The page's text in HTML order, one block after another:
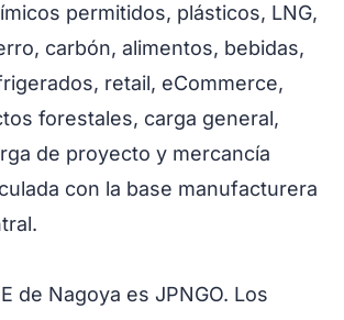
permitidos, plásticos, LNG,
carbón, alimentos, bebidas,
retail, eCommerce,
forestales, carga general,
de proyecto y mercancía
con la base manufacturera
de Nagoya es JPNGO. Los